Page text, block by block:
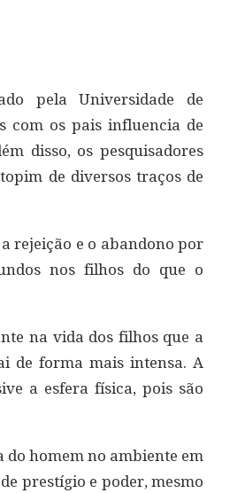
pela Universidade de
com os pais influencia de
disso, os pesquisadores
de diversos traços de
rejeição e o abandono por
nos filhos do que o
na vida dos filhos que a
de forma mais intensa. A
a esfera física, pois são
do homem no ambiente em
prestígio e poder, mesmo